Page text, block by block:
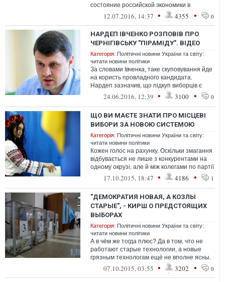
состояние российской экономики в
региональном разрезе и пришли к выводу,
12.07.2016, 14:37 • 4355 • 0
НАРДЕП ІВЧЕНКО РОЗПОВІВ ПРО
ЧЕРНІГІВСЬКУ "ПІРАМІДУ". ВІДЕО
Категорія: Політичні новини України та світу:
читати новини політики
За словами Івченка, таке скуповування йде
на користь провладного кандидата.
Нардеп зазначив, що підкуп виборців є
кримінальним злочином і карається до...
24.06.2016, 12:39 • 3100 • 0
ЩО ВИ МАЄТЕ ЗНАТИ ПРО МІСЦЕВІ
ВИБОРИ ЗА НОВОЮ СИСТЕМОЮ
Категорія: Політичні новини України та світу:
читати новини політики
Кожен голос на рахунку. Оскільки змагання
відбувається не лише з конкурентами на
одному окрузі, але й між колегами по партії
на інших округах!
17.10.2015, 18:47 • 4186 • 1
"ДЕМОКРАТИЯ НОВАЯ, А КОЗЛЫ
СТАРЫЕ", - КИРШ О ПРЕДСТОЯЩИХ
ВЫБОРАХ
Категорія: Політичні новини України та світу:
читати новини політики
А в чём же тогда плюс? Да в том, что не
работают старые технологии, а новые
грязным технологам ещё не вполне ясны.
И в том, что выбирают списки теперь...
07.10.2015, 03:55 • 3202 • 0